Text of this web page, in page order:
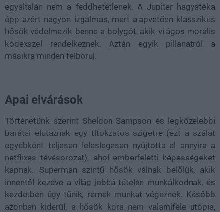
egyáltalán nem a feddhetetlenek. A Jupiter hagyatéka
épp azért nagyon izgalmas, mert alapvetően klasszikus
hősök védelmezik benne a bolygót, akik világos morális
kódexszel rendelkeznek. Aztán egyik pillanatról a
másikra minden felborul.
Apai elvárások
Történetünk szerint Sheldon Sampson és legközelebbi
barátai elutaznak egy titokzatos szigetre (ezt a szálat
egyébként teljesen feleslegesen nyújtotta el annyira a
netflixes tévésorozat), ahol emberfeletti képességeket
kapnak. Superman szintű hősök válnak belőlük, akik
innentől kezdve a világ jobbá tételén munkálkodnak, és
kezdetben úgy tűnik, remek munkát végeznek. Később
azonban kiderül, a hősök kora nem valamiféle utópia,